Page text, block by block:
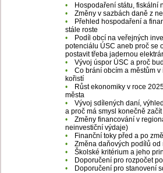
•
Hospodaření státu, fiskální
•
Změny v sazbách daně z
•
Přehled hospodaření a
stále roste
•
Podíl obcí na veřejných
potenciálu ÚSC aneb proč se
postavit třeba jadernou
•
Vývoj úspor ÚSC a proč
•
Co brání obcím a městům
kořistí
•
Růst ekonomiky v roce
města
•
Vývoj sdílených daní,
a proč má smysl konečně
•
Změny financování v
neinvestiční výdaje)
•
Finanční toky před a po
•
Změna daňových podílů
• Školské kritérium a jeho
•
Doporučení pro rozpočet
•
Doporučení pro stanovení